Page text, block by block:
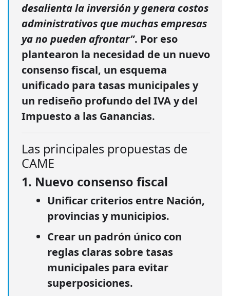
desalienta la inversión y genera costos
administrativos que muchas empresas
ya no pueden afrontar”. Por eso
plantearon la necesidad de un nuevo
consenso fiscal, un esquema
unificado para tasas municipales y
un rediseño profundo del IVA y del
Impuesto a las Ganancias.
Las principales propuestas de
CAME
1. Nuevo consenso fiscal
Unificar criterios entre Nación,
provincias y municipios.
Crear un padrón único con
reglas claras sobre tasas
municipales para evitar
superposiciones.